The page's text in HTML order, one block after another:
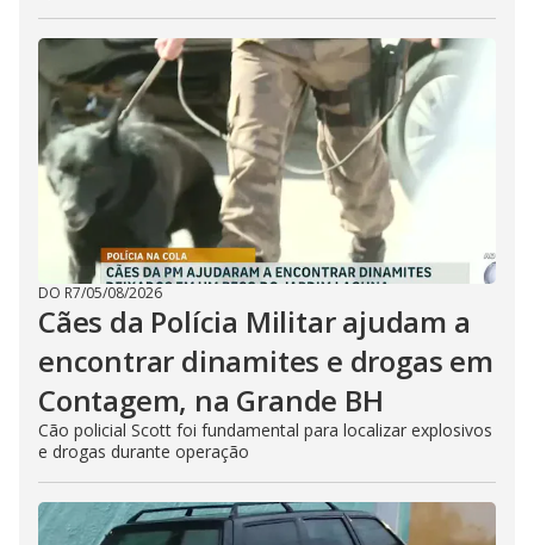
DO R7/05/08/2026
Cães da Polícia Militar ajudam a
encontrar dinamites e drogas em
Contagem, na Grande BH
Cão policial Scott foi fundamental para localizar explosivos
e drogas durante operação